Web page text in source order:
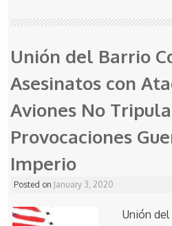
Unión del Barrio
Asesinatos con
Aviones No
Provocaciones
Imperio
Posted on January 3, 2020
Unión del